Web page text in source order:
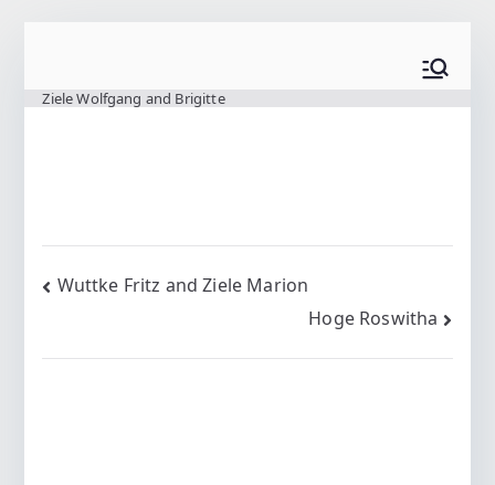
springen
Ziele Wolfgang and Brigitte
Beitragsnavigation
Wuttke Fritz and Ziele Marion
Hoge Roswitha